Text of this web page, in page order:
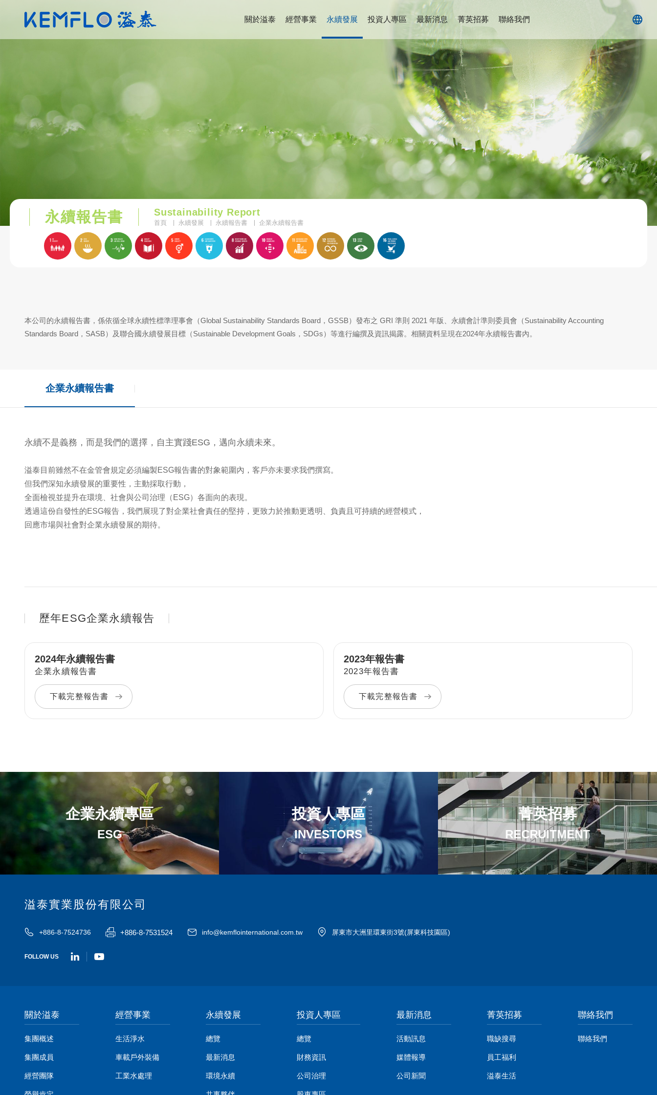
關於溢泰 經營事業 永續發展 投資人專區 最新消息 菁英招募 聯絡我們
永續報告書 Sustainability Report
首頁 永續發展 永續報告書 企業永續報告書
本公司的永續報告書 ，係依循全球永續性標準理事會（Global Sustainability Standards Board ， GSSB）發布之 GRI 準則 2021 年版、永續會計準則委員會（Sustainability Accounting
Standards Board ， SASB）及聯合國永續發展目標（Sustainable Development Goals ， SDGs）等進行編撰及資訊揭露。相關資料呈現在2024年永續報告書內。
企業永續報告書
永續不是義務，而是我們的選擇， 自主實踐ESG，邁向永續未來。
溢泰目前雖然不在金管會規定必須編製ESG報告書的對象範圍內，客戶亦未要求我們撰寫。
但我們深知永續發展的重要性，主動採取行動，
全面檢視並提升在環境、社會與公司治理（ESG）各面向的表現。
透過這份自發性的ESG報告，我們展現了對企業社會責任的堅持，更致力於推動更透明、負責且可持續的經營模式，
回應市場與社會對企業永續發展的期待。
歷年ESG企業永續報告
2024年永續報告書
企業永續報告書
下載完整報告書
2023年報告書
2023年報告書
下載完整報告書
企業永續專區
ESG
投資人專區
INVESTORS
菁英招募
RECRUITMENT
溢泰實業股份有限公司
+886-8-7524736 +886-8-7531524 info@kemflointernational.com.tw 屏東市大洲里環東街3號(屏東科技園區)
FOLLOW US
關於溢泰
集團概述
集團成員
經營團隊
經營事業
生活淨水
車載戶外裝備
工業水處理
永續發展
總覽
最新消息
環境永續
投資人專區
總覽
財務資訊
公司治理
最新消息
活動訊息
媒體報導
公司新聞
菁英招募
職缺搜尋
員工福利
溢泰生活
聯絡我們
聯絡我們